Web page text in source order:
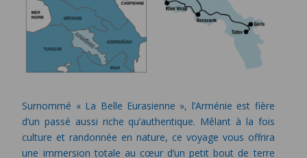
Surnommé « La Belle Eurasienne », l’Arménie est fière
d’un passé aussi riche qu’authentique. Mêlant à la fois
culture et randonnée en nature, ce voyage vous offrira
une immersion totale au cœur d’un petit bout de terre